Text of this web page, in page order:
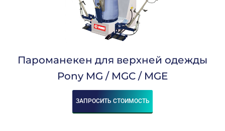
Пароманекен для верхней одежды
Pony MG / MGC / MGE
ЗАПРОСИТЬ СТОИМОСТЬ